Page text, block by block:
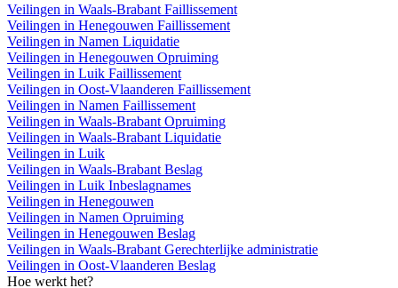
Veilingen in Waals-Brabant Faillissement
Veilingen in Henegouwen Faillissement
Veilingen in Namen Liquidatie
Veilingen in Henegouwen Opruiming
Veilingen in Luik Faillissement
Veilingen in Oost-Vlaanderen Faillissement
Veilingen in Namen Faillissement
Veilingen in Waals-Brabant Opruiming
Veilingen in Waals-Brabant Liquidatie
Veilingen in Luik
Veilingen in Waals-Brabant Beslag
Veilingen in Luik Inbeslagnames
Veilingen in Henegouwen
Veilingen in Namen Opruiming
Veilingen in Henegouwen Beslag
Veilingen in Waals-Brabant Gerechterlijke administratie
Veilingen in Oost-Vlaanderen Beslag
Hoe werkt het?